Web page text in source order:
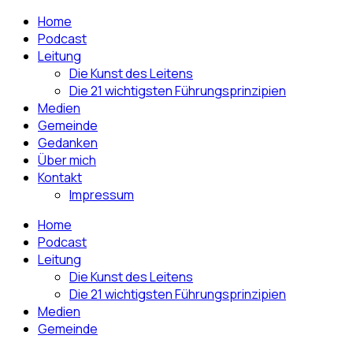
Home
Podcast
Leitung
Die Kunst des Leitens
Die 21 wichtigsten Führungsprinzipien
Medien
Gemeinde
Gedanken
Über mich
Kontakt
Impressum
Home
Podcast
Leitung
Die Kunst des Leitens
Die 21 wichtigsten Führungsprinzipien
Medien
Gemeinde